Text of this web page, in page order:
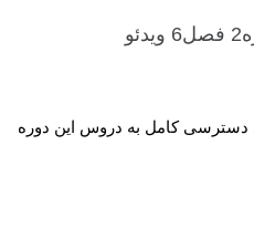
ویدئو
کامل به دروس این دوره